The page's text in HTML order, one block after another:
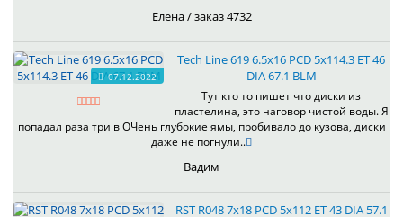
Елена / заказ 4732
07.12.2022
Tech Line 619 6.5x16 PCD 5x114.3 ET 46
DIA 67.1 BLM
Тут кто то пишет что диски из
пластелина, это наговор чистой воды. Я
попадал раза три в ОЧень глубокие ямы, пробивало до кузова, диски
даже не погнули..
Вадим
RST R048 7x18 PCD 5x112 ET 43 DIA 57.1